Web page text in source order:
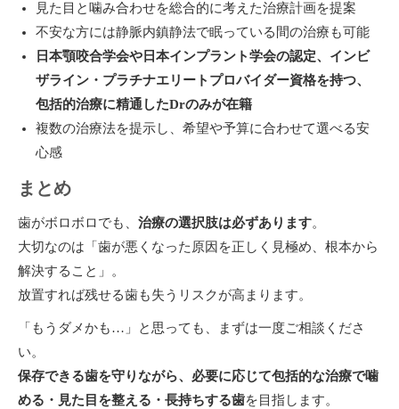
見た目と噛み合わせを総合的に考えた治療計画を提案
不安な方には静脈内鎮静法で眠っている間の治療も可能
日本顎咬合学会や日本インプラント学会の認定、インビ
ザライン・プラチナエリートプロバイダー資格を持つ、
包括的治療に精通したDrのみが在籍
複数の治療法を提示し、希望や予算に合わせて選べる安
心感
まとめ
歯がボロボロでも、 治療の選択肢は必ずあります。
大切なのは「歯が悪くなった原因を正しく見極め、根本から
解決すること」。
放置すれば残せる歯も失うリスクが高まります。
「もうダメかも…」と思っても、まずは一度ご相談くださ
い。
保存できる歯を守りながら、必要に応じて包括的な治療で噛
める・見た目を整える・長持ちする歯を目指します。